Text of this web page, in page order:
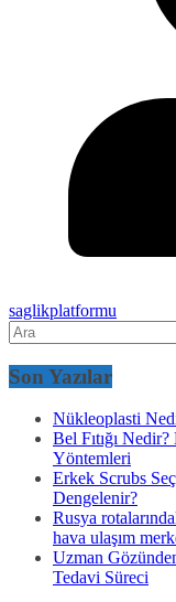
saglikplatformu
Son Yazılar
Nükleoplasti
Bel Fıtığı
Yöntemleri
Erkek Scrubs
Dengelenir?
Rusya
hava ulaşım
Uzman
Tedavi Süreci